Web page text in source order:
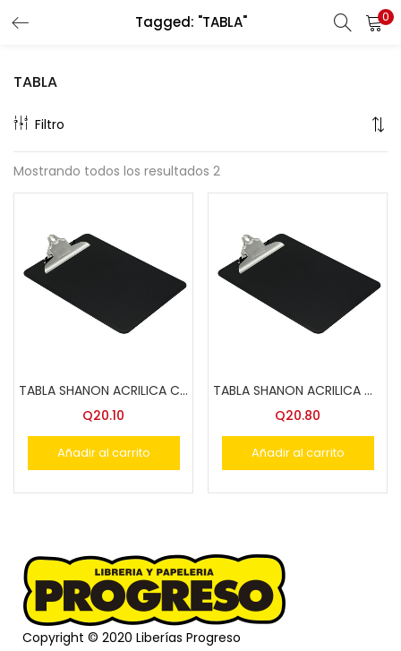
Tagged: "TABLA" 0
Buscar
LOGIN REGISTER
Enter your username and password to login.
Lost password?
TABLA
Filtro
Mostrando todos los resultados 2
TABLA SHANON ACRILICA CARTA BOLIK
Q20.10
Añadir al carrito
TABLA SHANON ACRILICA OFICIO BOLIK
Q20.80
Añadir al carrito
Copyright © 2020 Liberías Progreso